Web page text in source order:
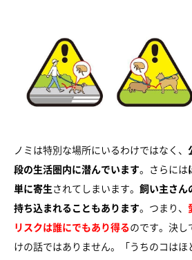
ノミは特別な場所にいるわけではなく、
段の生活圏内に潜んでいます。さらには
単に寄生されてしまいます。 飼い主さん
持ち込まれることもあります。つまり、
リスクは誰にでもあり得るのです。決し
けの話ではありません。「うちのコは